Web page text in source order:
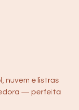
nuvem e listras
— perfeita